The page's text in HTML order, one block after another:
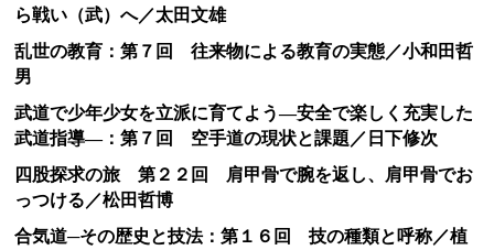
ら戦い（武）へ／太田文雄
乱世の教育：第７回 往来物による教育の実態／小和田哲
男
武道で少年少女を立派に育てよう―安全で楽しく充実した
武道指導―：第７回 空手道の現状と課題／日下修次
四股探求の旅 第２２回 肩甲骨で腕を返し、肩甲骨でお
っつける／松田哲博
合気道─その歴史と技法：第１６回 技の種類と呼称／植